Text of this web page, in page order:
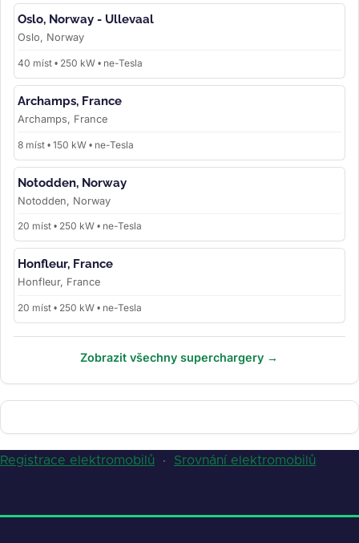
Oslo, Norway - Ullevaal
Oslo, Norway
40 míst • 250 kW • ne-Tesla
Archamps, France
Archamps, France
8 míst • 150 kW • ne-Tesla
Notodden, Norway
Notodden, Norway
20 míst • 250 kW • ne-Tesla
Honfleur, France
Honfleur, France
20 míst • 250 kW • ne-Tesla
Zobrazit všechny superchargery →
Registrace elektromobilů · Srovnání elektromobilů